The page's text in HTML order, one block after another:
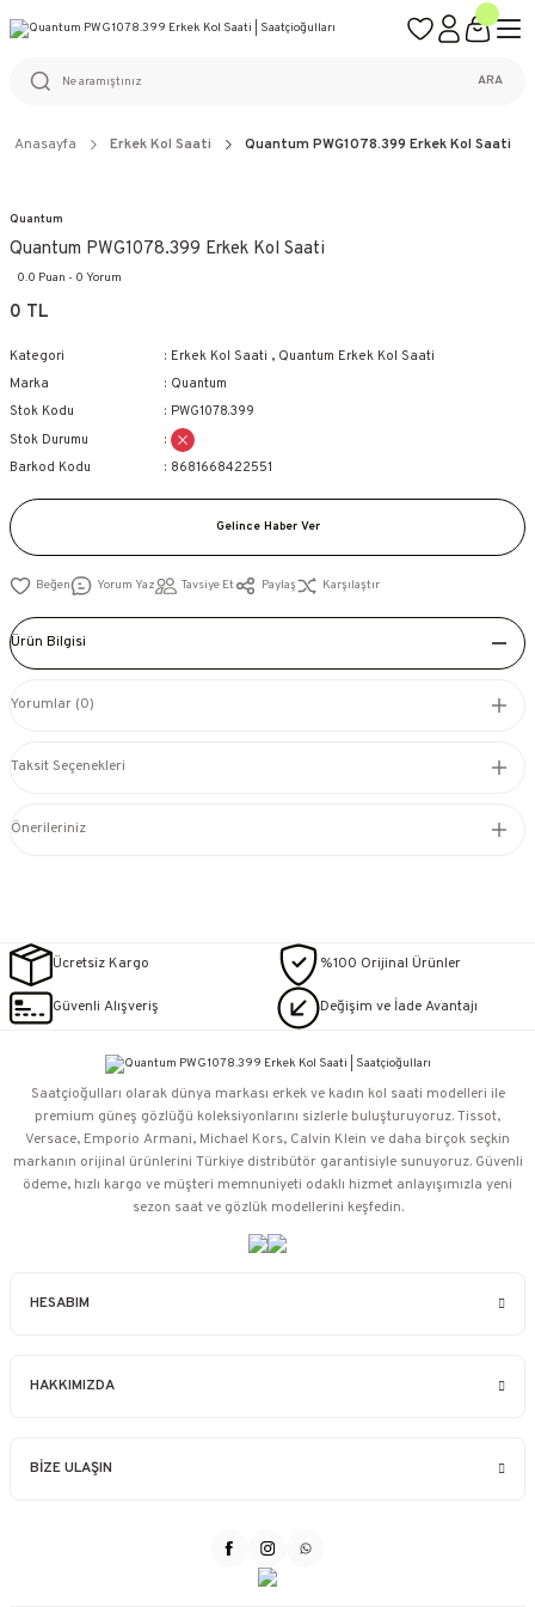
%100 ORİJİNAL ÜRÜN GARANTİSİ
ARA
Anasayfa Erkek Kol Saati Quantum PWG1078.399 Erkek Kol Saati
Quantum
Quantum PWG1078.399 Erkek Kol Saati
0.0 Puan - 0 Yorum
0 TL
Kategori Erkek Kol Saati , Quantum Erkek Kol Saati
Marka
Quantum
Stok Kodu
PWG1078.399
Stok Durumu
Barkod Kodu
8681668422551
Gelince Haber Ver
Yorum Yaz Tavsiye Et Paylaş Karşılaştır
Ürün Bilgisi
Yorumlar (0)
Taksit Seçenekleri
Önerileriniz
Ücretsiz Kargo %100 Orijinal Ürünler
Güvenli Alışveriş Değişim ve İade Avantajı
HESABIM
HAKKIMIZDA
BİZE ULAŞIN
Saatçioğulları⁠ olarak dünya markası erkek ve kadın kol saati modelleri ile
premium güneş gözlüğü koleksiyonlarını sizlerle buluşturuyoruz. Tissot,
Versace, Emporio Armani, Michael Kors, Calvin Klein ve daha birçok seçkin
markanın orijinal ürünlerini Türkiye distribütör garantisiyle sunuyoruz. Güvenli
ödeme, hızlı kargo ve müşteri memnuniyeti odaklı hizmet anlayışımızla yeni
sezon saat ve gözlük modellerini keşfedin.